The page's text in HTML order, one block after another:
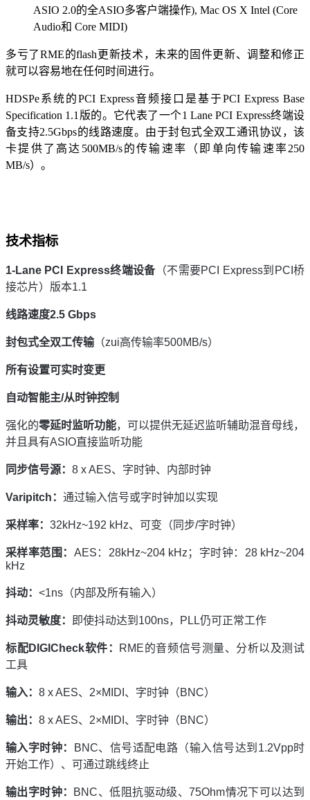
ASIO 2.0的全ASIO多客户端操作), Mac OS X Intel (Core
Audio和 Core MIDI)
多亏了RME的flash更新技术，未来的固件更新、调整和修正
就可以容易地在任何时间进行。
HDSPe系统的PCI Express音频接口是基于PCI Express Base
Specification 1.1版的。它代表了一个1 Lane PCI Express终端设
备支持2.5Gbps的线路速度。由于封包式全双工通讯协议，该
卡提供了高达500MB/s的传输速率（即单向传输速率250
MB/s）。
技术指标
1-Lane PCI Express终端设备（不需要PCI Express到PCI桥
接芯片）版本1.1
线路速度2.5 Gbps
封包式全双工传输（zui高传输率500MB/s）
所有设置可实时变更
自动智能主/从时钟控制
强化的零延时监听功能，可以提供无延迟监听辅助混音母线，
并且具有ASIO直接监听功能
同步信号源： 8 x AES、字时钟、内部时钟
Varipitch ： 通过输入信号或字时钟加以实现
采样率： 32kHz~192 kHz、可变（同步/字时钟）
采样率范围： AES：28kHz~204 kHz；字时钟：28 kHz~204
kHz
抖动： <1ns（内部及所有输入）
抖动灵敏度： 即使抖动达到100ns，PLL仍可正常工作
标配DIGICheck软件： RME的音频信号测量、分析以及测试
工具
输入： 8 x AES、2×MIDI、字时钟（BNC）
输出： 8 x AES、2×MIDI、字时钟（BNC）
输入字时钟：
BNC、信号适配电路（输入信号达到1.2Vpp时
开始工作）、可通过跳线终止
输出字时钟： BNC、低阻抗驱动级、75Ohm情况下可以达到